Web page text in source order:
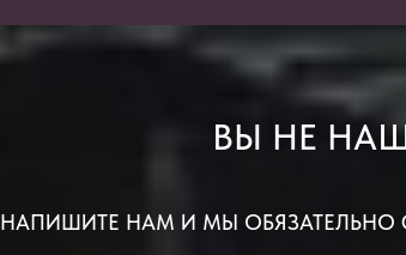
ВЫ НЕ
НАПИШИТЕ НАМ И МЫ